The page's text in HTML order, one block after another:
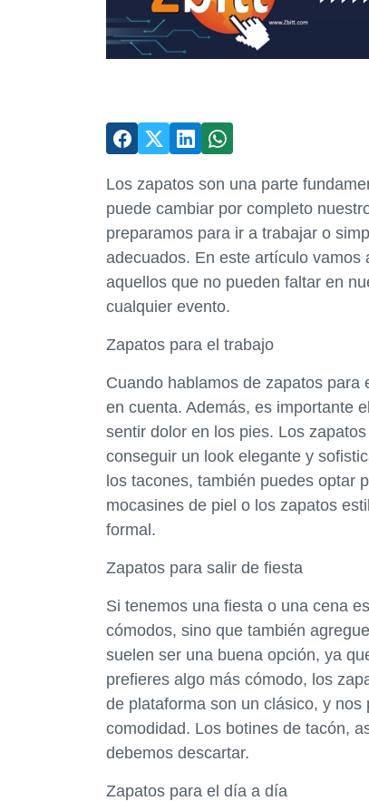
Los zapatos son una parte
puede cambiar por completo
preparamos para ir a trabajar o
adecuados. En este artículo vamos
aquellos que no pueden faltar en
cualquier evento.
Zapatos para el trabajo
Cuando hablamos de zapatos
en cuenta. Además, es importante
sentir dolor en los pies. Los
conseguir un look elegante y
los tacones, también puedes optar
mocasines de piel o los zapatos
formal.
Zapatos para salir de fiesta
Si tenemos una fiesta o una cena
cómodos, sino que también
suelen ser una buena opción, ya
prefieres algo más cómodo, los
de plataforma son un clásico, y
comodidad. Los botines de tacón,
debemos descartar.
Zapatos para el día a día